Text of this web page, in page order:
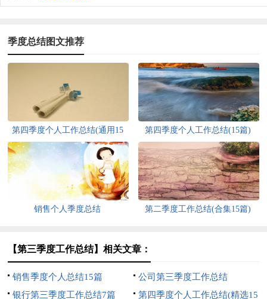
季度总结图文推荐
第四季度个人工作总结(通用15
篇)
第四季度个人工作总结(15篇)
销售个人季度总结 第二季度工作总结(合集15篇)
【第三季度工作总结】相关文章：
销售季度个人总结15篇
公司第三季度工作总结
银行第三季度工作总结7篇
第四季度个人工作总结(精选15